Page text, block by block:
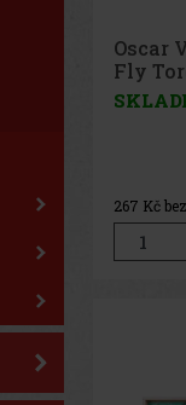
Oscar
Fly
267 Kč